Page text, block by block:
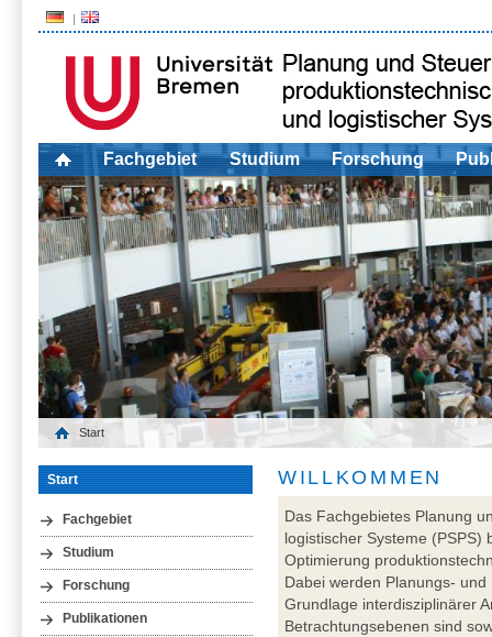
Fachgebiet Studium Forschung
Start
Start
Fachgebiet
Studium
Forschung
Publikationen
WILLKOMMEN
Das Fachgebietes Planung
logistischer Systeme (PSPS)
Optimierung
Dabei werden Planungs-
Grundlage interdisziplinärer
Betrachtungsebenen sind